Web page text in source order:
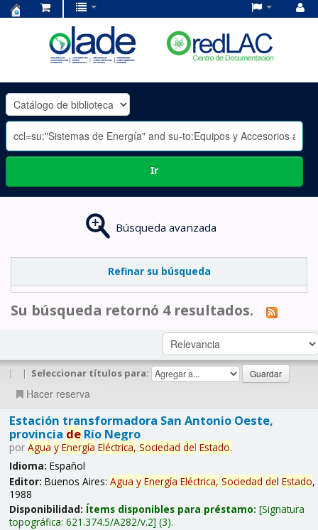
OLADE
-
Ir
Búsqueda avanzada
Refinar su búsqueda
Su búsqueda retornó 4 resultados.
| | Seleccionar títulos para:
Hacer reserva
Estación transformadora San Antonio Oeste,
provincia deRío Negro
por Agua y Energía Eléctrica, Sociedad del Estado.
Idioma: Español
Editor: Buenos Aires: Agua y Energía Eléctrica, Sociedad del Estado,
1988
Disponibilidad: Ítems disponibles para préstamo: Signatura
topográfica: 621.374.5/A282/v.2 (3).